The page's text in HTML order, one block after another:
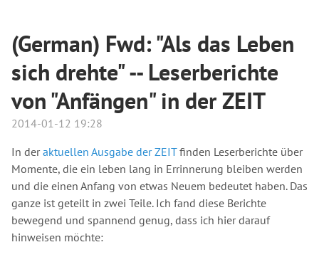
(German) Fwd: "Als das Leben
sich drehte" -- Leserberichte
von "Anfängen" in der ZEIT
2014-01-12 19:28
In deraktuellen Ausgabe der ZEITfinden Leserberichte über
Momente, die ein leben lang in Errinnerung bleiben werden
und die einen Anfang von etwas Neuem bedeutet haben. Das
ganze ist geteilt in zwei Teile. Ich fand diese Berichte
bewegend und spannend genug, dass ich hier darauf
hinweisen möchte: